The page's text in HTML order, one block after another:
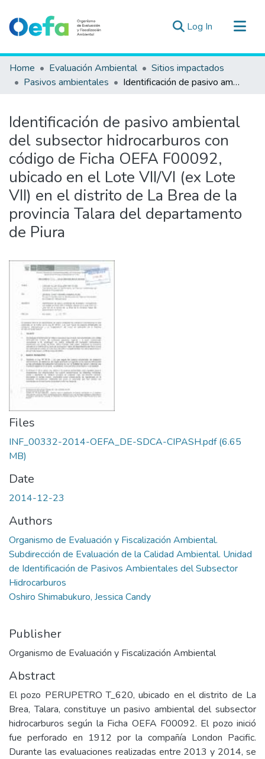
Log In (current)
Communities & Collections
All of DSpace
Estad. Externas
Guias ▾
Home Evaluación Ambiental
Sitios impactados
Pasivos ambientales
Identificación de pasivo ambiental del subsector hidrocarburos con código de Ficha OEFA F00092, ubicado en el Lote VII/VI (ex Lote VII) en el distrito de La Brea de la provincia Talara del departamento de Piura
Identificación de pasivo ambiental
del subsector hidrocarburos con
código de Ficha OEFA F00092,
ubicado en el Lote VII/VI (ex Lote
VII) en el distrito de La Brea de la
provincia Talara del departamento
de Piura
Files
INF_00332-2014-OEFA_DE-SDCA-CIPASH.pdf(6.65
MB)
Date
2014-12-23
Authors
Organismo de Evaluación y Fiscalización Ambiental.
Subdirección de Evaluación de la Calidad Ambiental. Unidad
de Identificación de Pasivos Ambientales del Subsector
Hidrocarburos
Oshiro Shimabukuro, Jessica Candy
Publisher
Organismo de Evaluación y Fiscalización Ambiental
Abstract
El pozo PERUPETRO T_620, ubicado en el distrito de La
Brea, Talara, constituye un pasivo ambiental del subsector
hidrocarburos según la Ficha OEFA F00092. El pozo inició
fue perforado en 1912 por la compañía London Pacific.
Durante las evaluaciones realizadas entre 2013 y 2014, se